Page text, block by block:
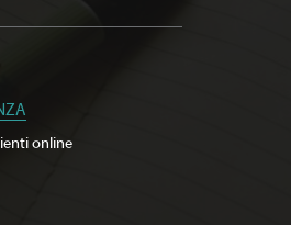
online